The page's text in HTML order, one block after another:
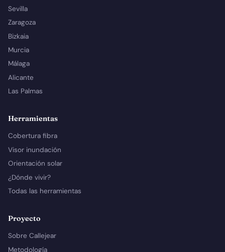
Sevilla
Zaragoza
Bizkaia
Murcia
Málaga
Alicante
Las Palmas
Herramientas
Cobertura fibra
Visor inundación
Orientación solar
¿Dónde vivir?
Todas las herramientas
Proyecto
Sobre Callejear
Metodología